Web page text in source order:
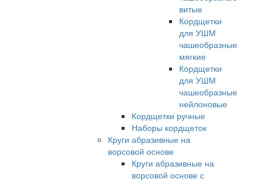
витые
Кордщетки
для УШМ
чашеобразные
мягкие
Кордщетки
для УШМ
чашеобразные
нейлоновые
Кордщетки ручные
Наборы кордщеток
Круги абразивные на
ворсовой основе
Круги абразивные на
ворсовой основе с